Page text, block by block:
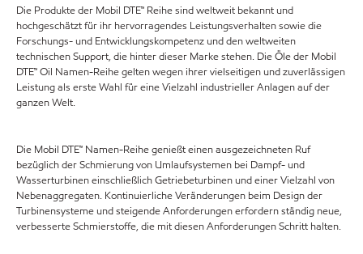
Die Produkte der Mobil DTE™ Reihe sind weltweit bekannt und
hochgeschätzt für ihr hervorragendes Leistungsverhalten sowie die
Forschungs- und Entwicklungskompetenz und den weltweiten
technischen Support, die hinter dieser Marke stehen. Die Öle der Mobil
DTE™ Oil Namen-Reihe gelten wegen ihrer vielseitigen und zuverlässigen
Leistung als erste Wahl für eine Vielzahl industrieller Anlagen auf der
ganzen Welt.
Die Mobil DTE™ Namen-Reihe genießt einen ausgezeichneten Ruf
bezüglich der Schmierung von Umlaufsystemen bei Dampf- und
Wasserturbinen einschließlich Getriebeturbinen und einer Vielzahl von
Nebenaggregaten. Kontinuierliche Veränderungen beim Design der
Turbinensysteme und steigende Anforderungen erfordern ständig neue,
verbesserte Schmierstoffe, die mit diesen Anforderungen Schritt halten.